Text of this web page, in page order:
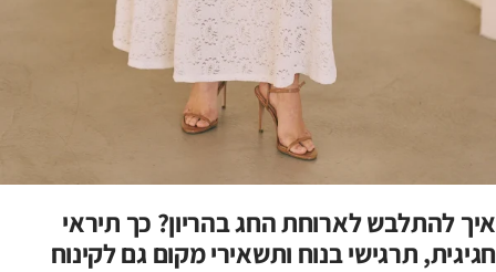
איך להתלבש לארוחת החג בהריון? כך תיראי
חגיגית, תרגישי בנוח ותשאירי מקום גם לקינוח